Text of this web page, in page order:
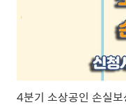
4분기 소상공인 손실